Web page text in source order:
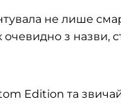
не лише
з назви,
Edition та